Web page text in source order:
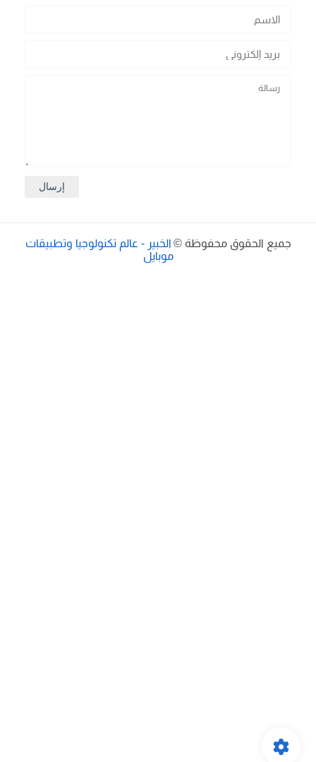
الحقوق محفوظة ©الخبير - عالم تكنولوجيا وتطبيقات
موبايل